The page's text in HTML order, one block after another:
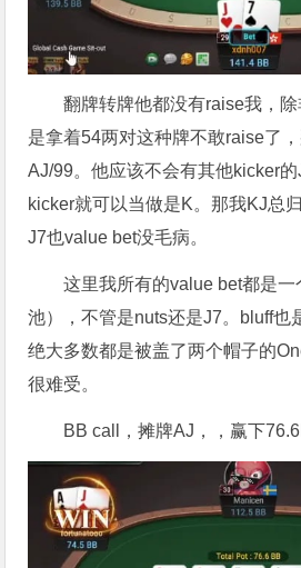
翻牌转牌他都没有raise我，
是拿着54两对这种牌不敢raise了
AJ/99。他应该不会有其他kicker
kicker就可以当做是K。那我KJ总
J7也value bet没毛病。
这里我所有的value bet都是
池），不管是nuts还是J7。bluff也
绝大多数都是被盖了两个帽子的
很难受。
BB call，摊牌AJ，，赢下